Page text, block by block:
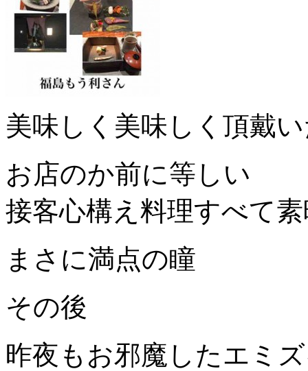
美味しく美味しく頂戴
お店のか前に等しい
接客心構え料理すべて
まさに満点の瞳
その後
昨夜もお邪魔したエミ